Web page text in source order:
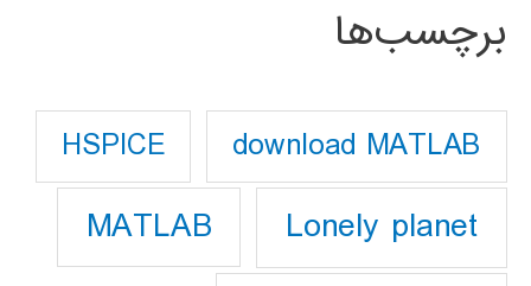
برچسب‌ها
download MATLAB
HSPICE
Lonely planet
MATLAB